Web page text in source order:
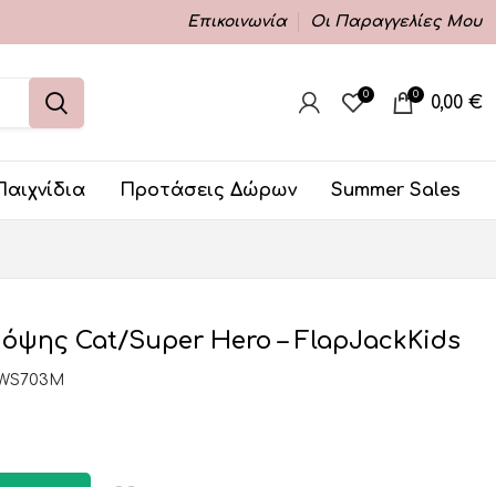
Επικοινωνία Οι Παραγγελίες Μου
0 0 0,00 €
Προτάσεις Δώρων Summer Sales
Cat/Super Hero – FlapJackKids